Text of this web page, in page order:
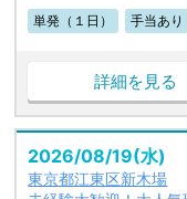
単発（１日） 手当あり
詳細を見る
2026/08/19(水)
東京都江東区新木場